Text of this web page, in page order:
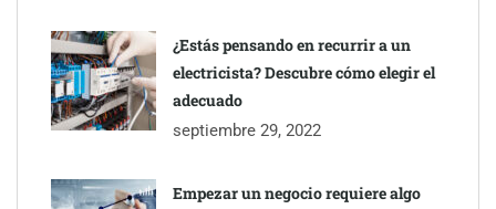
¿Estás pensando en recurrir a un
electricista? Descubre cómo elegir el
adecuado
septiembre 29, 2022
Empezar un negocio requiere algo